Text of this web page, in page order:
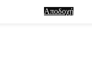
Αποδοχή